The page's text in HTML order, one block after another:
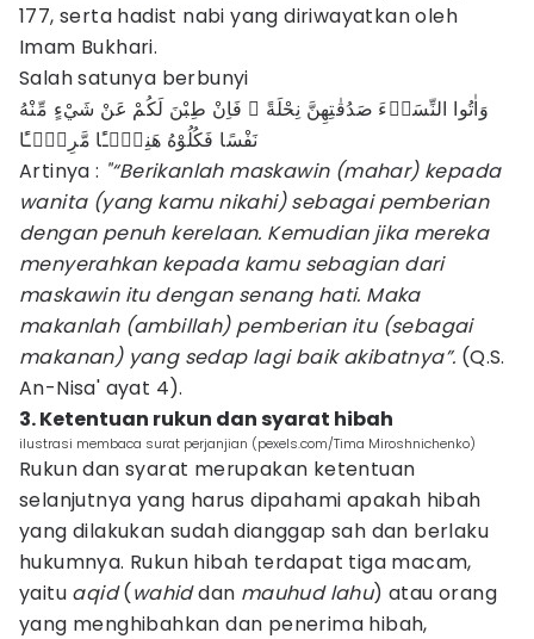
177, serta hadist nabi yang diriwayatkan oleh
Imam Bukhari.
Salah satunya berbunyi
وَاٰتُوا النِّسَاۤءَ صَدُقٰتِهِنَّ نِحْلَةً ۗ فَاِنْ طِبْنَ لَكُمْ عَنْ شَيْءٍ مِّنْهُ
نَفْسًا فَكُلُوْهُ هَنِيْۤـًٔا مَّرِيْۤـًٔا
Artinya : "“Berikanlah maskawin (mahar) kepada
wanita (yang kamu nikahi) sebagai pemberian
dengan penuh kerelaan. Kemudian jika mereka
menyerahkan kepada kamu sebagian dari
maskawin itu dengan senang hati. Maka
makanlah (ambillah) pemberian itu (sebagai
makanan) yang sedap lagi baik akibatnya”. (Q.S.
An-Nisa' ayat 4).
3. Ketentuan rukun dan syarat hibah
ilustrasi membaca surat perjanjian (pexels.com/Tima Miroshnichenko)
Rukun dan syarat merupakan ketentuan
selanjutnya yang harus dipahami apakah hibah
yang dilakukan sudah dianggap sah dan berlaku
hukumnya. Rukun hibah terdapat tiga macam,
yaitu aqid(wahiddan mauhud lahu) atau orang
yang menghibahkan dan penerima hibah,